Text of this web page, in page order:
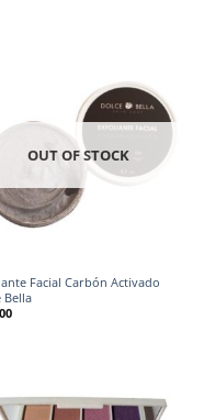
OUT OF STOCK
Facial Carbón Activado
Bella